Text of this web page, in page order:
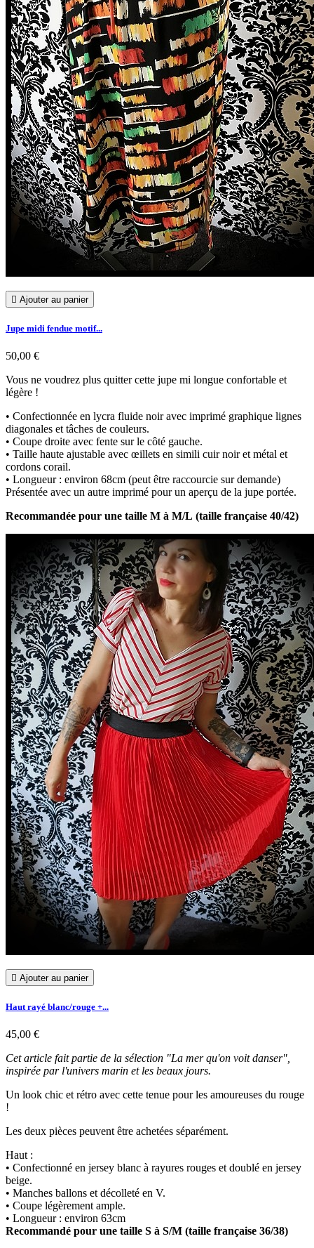
 Ajouter au panier
Jupe midi fendue motif...
50,00 €
Vous ne voudrez plus quitter cette jupe mi longue confortable et
légère !
• Confectionnée en lycra fluide noir avec imprimé graphique lignes
diagonales et tâches de couleurs.
• Coupe droite avec fente sur le côté gauche.
• Taille haute ajustable avec œillets en simili cuir noir et métal et
cordons corail.
• Longueur : environ 68cm (peut être raccourcie sur demande)
Présentée avec un autre imprimé pour un aperçu de la jupe portée.
Recommandée pour une taille M à M/L (taille française 40/42)
 Ajouter au panier
Haut rayé blanc/rouge +...
45,00 €
Cet article fait partie de la sélection "La mer qu'on voit danser",
inspirée par l'univers marin et les beaux jours.
Un look chic et rétro avec cette tenue pour les amoureuses du rouge
!
Les deux pièces peuvent être achetées séparément.
Haut :
• Confectionné en jersey blanc à rayures rouges et doublé en jersey
beige.
• Manches ballons et décolleté en V.
• Coupe légèrement ample.
• Longueur : environ 63cm
Recommandé pour une taille S à S/M (taille française 36/38)